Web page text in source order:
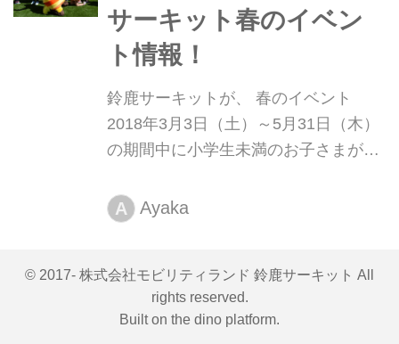
サーキット春のイベン
ト情報！
鈴鹿サーキットが、 春のイベント
2018年3月3日（土）～5月31日（木）
の期間中に小学生未満のお子さまがハ
場すると入園が無料になるキャンペー
ンを開催！
A Ayaka
© 2017- 株式会社モビリティランド 鈴鹿サーキット All
rights reserved.
Built on the dino platform.